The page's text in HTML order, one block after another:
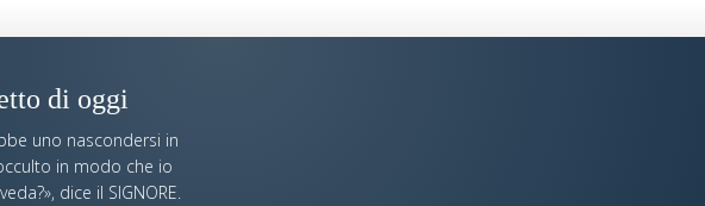
di oggi
uno nascondersi in
in modo che io
dice il SIGNORE.